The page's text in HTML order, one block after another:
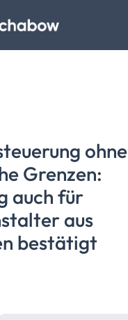
ohne
Grenzen:
auch für
aus
bestätigt